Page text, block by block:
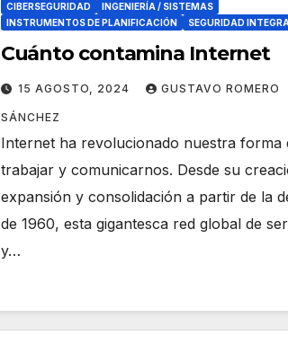
CIBERSEGURIDAD
INGENIERÍA / SISTEMAS
INSTRUMENTOS DE PLANIFICACIÓN
SEGURIDAD
Cuánto contamina Internet
15 AGOSTO, 2024 GUSTAVO ROMERO
SÁNCHEZ
Internet ha revolucionado nuestra forma
trabajar y comunicarnos. Desde su
expansión y consolidación a partir de la
de 1960, esta gigantesca red global de
y…